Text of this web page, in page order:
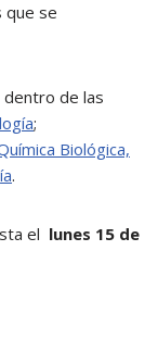
que se
de las
;
Biológica,
.
el lunes 15 de